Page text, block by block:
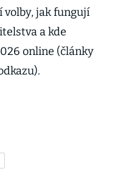
volby, jak fungují
a kde
online (články